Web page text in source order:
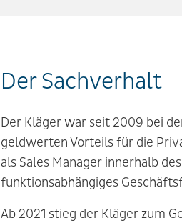
Der Sachverhalt
Der Kläger war seit 2009 bei
geldwerten Vorteils für die
als Sales Manager innerhalb
funktionsabhängiges
Ab 2021 stieg der Kläger zum